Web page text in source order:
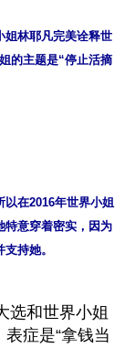
姐林耶凡完美诠释世
的主题是“停止活摘
以在2016年世界小姐
特意穿着密实，因为
持她。
选和世界小姐
症是“拿钱当